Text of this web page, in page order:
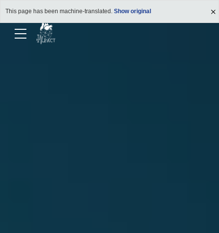
This page has been machine-translated. Show original